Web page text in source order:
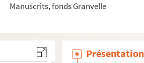
Manuscrits, fonds Granvelle
de Vergy. Bruxelles, 11 juin 1622. Copie signée
Vergy. Bruxelles, 25 juin 1622
baron de Belvoir, à M. de Vergy.